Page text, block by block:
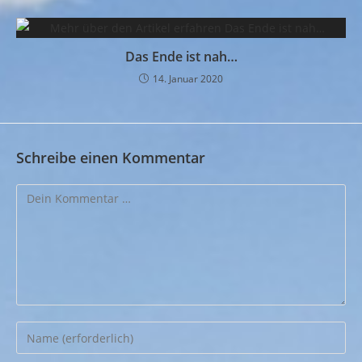
Das Ende ist nah…
14. Januar 2020
Schreibe einen Kommentar
Kommentar
Gib
deinen